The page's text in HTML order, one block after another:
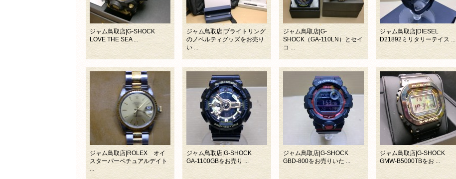
ジャム鳥取店|G-SHOCK
LOVE THE SEA ...
ジャム鳥取店|ブライトリング
のノベルティグッズをお売り
い ...
ジャム鳥取店|G-
SHOCK（GA-110LN）とセイ
コ ...
ジャム鳥取店|DIESEL
D21892ミリタリーテイス ...
ジャム鳥取店|ROLEX オイ
スターパーペチュアルデイト
...
ジャム鳥取店|G-SHOCK
GA-1100GBをお売り ...
ジャム鳥取店|G-SHOCK
GBD-800をお売りいた ...
ジャム鳥取店|G-SHOCK
GMW-B5000TBをお ...